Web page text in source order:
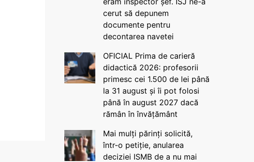
cerut să depunem
documente pentru
decontarea navetei
OFICIAL Prima de carieră
didactică 2026: profesorii
primesc cei 1.500 de lei până
la 31 august și îi pot folosi
până în august 2027 dacă
rămân în învățământ
Mai mulți părinți solicită,
într-o petiție, anularea
deciziei ISMB de a nu mai